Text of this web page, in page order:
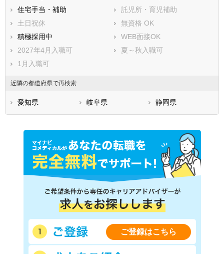
住宅手当・補助
託児所・育児補助
土日祝休
無資格 OK
積極採用中
WEB面接OK
2027年4月入職可
夏～秋入職可
1月入職可
近隣の都道府県で再検索
愛知県 岐阜県 静岡県
ご登録はこちら